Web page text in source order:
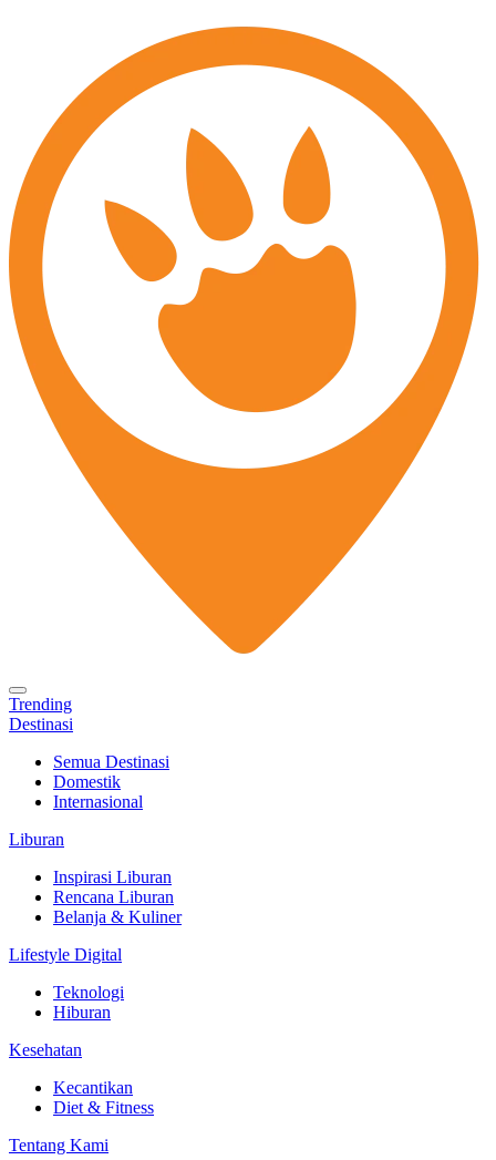
Trending
Destinasi
Semua Destinasi
Domestik
Internasional
Liburan
Inspirasi Liburan
Rencana Liburan
Belanja & Kuliner
Lifestyle Digital
Teknologi
Hiburan
Kesehatan
Kecantikan
Diet & Fitness
Tentang Kami